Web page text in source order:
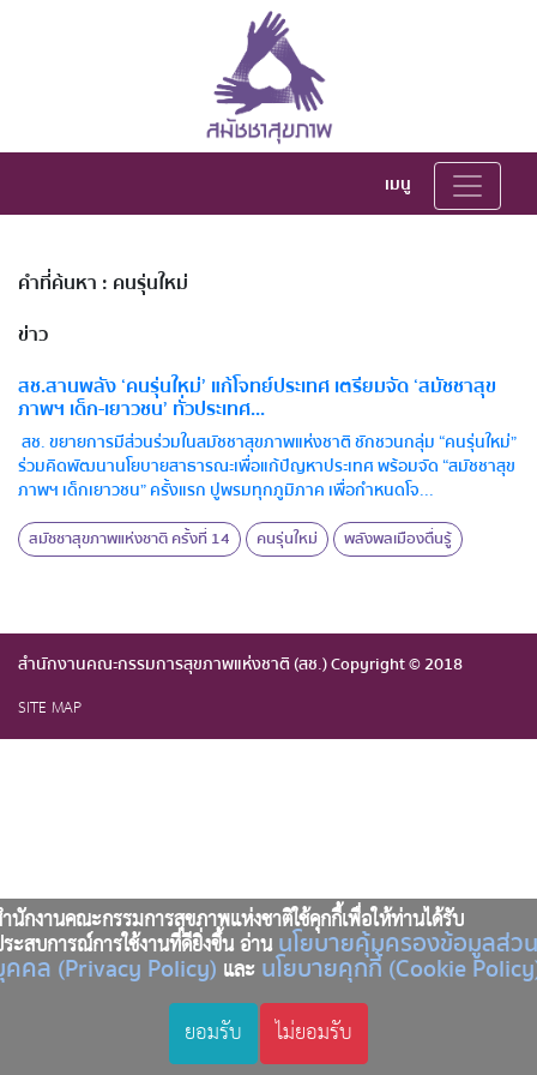
นักงานคณะกรรมการสุขภาพแห่งชาติใช้คุกกี้เพื่อให้ท่านได้รับ
ะสบการณ์การใช้งานที่ดียิ่งขึ้น อ่านนโยบายคุ้มครองข้อมูลส่วน
คล (Privacy Policy) และนโยบายคุกกี้ (Cookie
ยอมรับ ไม่ยอมรับ
เมนู
คำที่ค้นหา : คนรุ่นใหม่
ข่าว
สช.สานพลัง ‘คนรุ่นใหม่’ แก้โจทย์ประเทศ เตรียมจัด ‘สมัชชาสุข
ภาพฯ เด็ก-เยาวชน’ ทั่วประเทศ...
สช. ขยายการมีส่วนร่วมในสมัชชาสุขภาพแห่งชาติ ชักชวนกลุ่ม “คนรุ่นใหม่”
ร่วมคิดพัฒนานโยบายสาธารณะเพื่อแก้ปัญหาประเทศ พร้อมจัด “สมัชชาสุข
ภาพฯ เด็กเยาวชน” ครั้งแรก ปูพรมทุกภูมิภาค เพื่อกำหนดโจ...
สมัชชาสุขภาพแห่งชาติ ครั้งที่ 14 คนรุ่นใหม่ พลังพลเมืองตื่นรู้
สำนักงานคณะกรรมการสุขภาพแห่งชาติ (สช.) Copyright © 2018
SITE MAP